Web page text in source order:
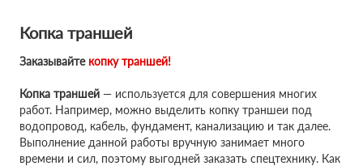
Копка траншей
Заказывайте копку траншей!
Копка траншей — используется для совершения многих
работ. Например, можно выделить копку траншеи под
водопровод, кабель, фундамент, канализацию и так далее.
Выполнение данной работы вручную занимает много
времени и сил, поэтому выгодней заказать спецтехнику. Как